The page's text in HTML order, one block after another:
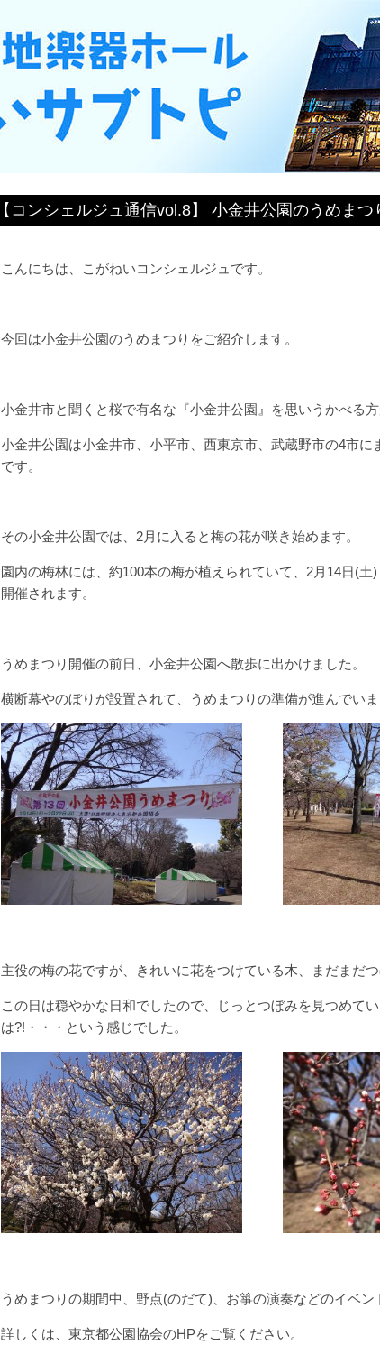
【コンシェルジュ通信vol.8】 小金井公園のうめまつ
こんにちは、こがねいコンシェルジュです。
今回は小金井公園のうめまつりをご紹介します。
小金井市と聞くと桜で有名な『小金井公園』を思いうかべる
小金井公園は小金井市、小平市、西東京市、武蔵野市の4市に
です。
その小金井公園では、2月に入ると梅の花が咲き始めます。
園内の梅林には、約100本の梅が植えられていて、2月14日(
開催されます。
うめまつり開催の前日、小金井公園へ散歩に出かけました。
横断幕やのぼりが設置されて、うめまつりの準備が進んでいま
主役の梅の花ですが、きれいに花をつけている木、まだまだ
この日は穏やかな日和でしたので、じっとつぼみを見つめて
は?!・・・という感じでした。
うめまつりの期間中、野点(のだて)、お箏の演奏などのイベン
詳しくは、 東京都公園協会のHPをご覧ください。